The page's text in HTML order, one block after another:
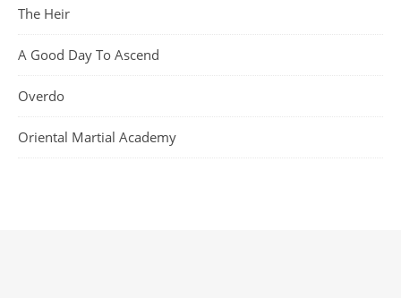
The Heir
A Good Day To Ascend
Overdo
Oriental Martial Academy